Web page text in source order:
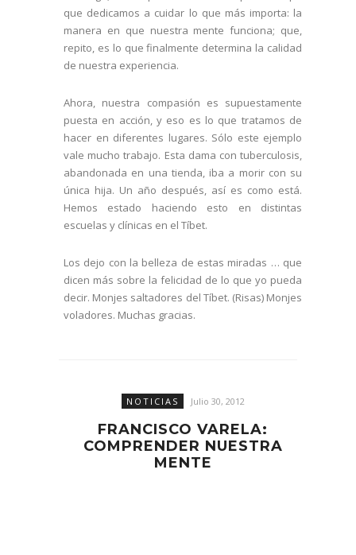
que dedicamos a cuidar lo que más importa: la
manera en que nuestra mente funciona; que,
repito, es lo que finalmente determina la calidad
de nuestra experiencia.
Ahora, nuestra compasión es supuestamente
puesta en acción, y eso es lo que tratamos de
hacer en diferentes lugares. Sólo este ejemplo
vale mucho trabajo. Esta dama con tuberculosis,
abandonada en una tienda, iba a morir con su
única hija. Un año después, así es como está.
Hemos estado haciendo esto en distintas
escuelas y clínicas en el Tíbet.
Los dejo con la belleza de estas miradas … que
dicen más sobre la felicidad de lo que yo pueda
decir. Monjes saltadores del Tíbet. (Risas) Monjes
voladores. Muchas gracias.
NOTICIAS Julio 30, 2012
FRANCISCO VARELA:
COMPRENDER NUESTRA
MENTE